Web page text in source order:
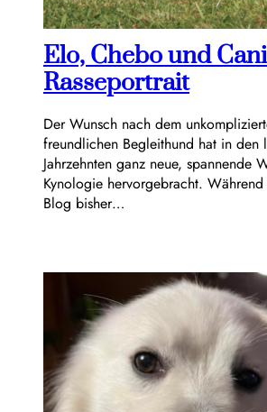
Elo, Chebo und
Rasseportrait
Der Wunsch nach dem
freundlichen Begleithund hat in den
Jahrzehnten ganz neue, spannende
Kynologie hervorgebracht.
Blog bisher…